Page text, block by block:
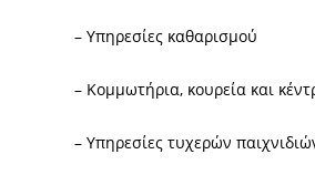
– Υπηρεσίες καθαρισμού
– Κομμωτήρια, κουρεία και
– Υπηρεσίες τυχερών